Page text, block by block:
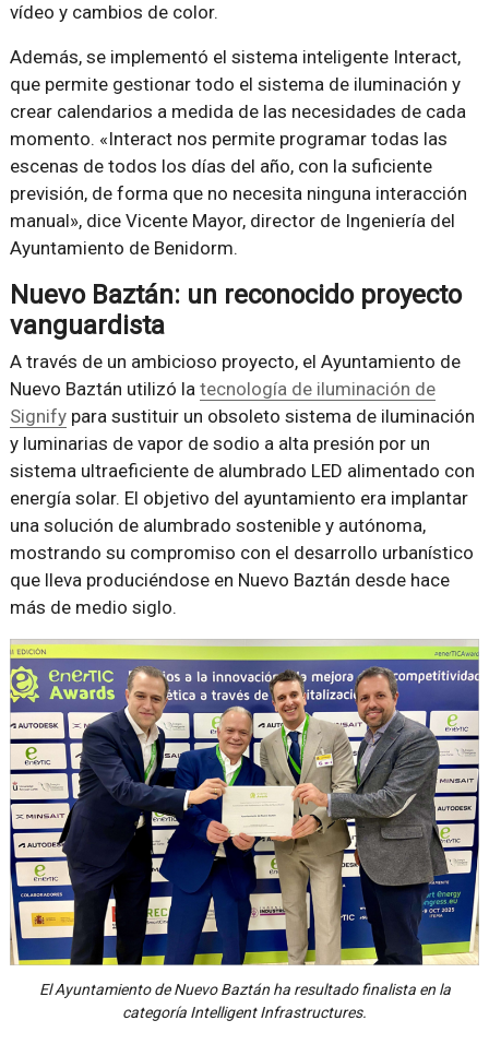
vídeo y cambios de color.
Además, se implementó el sistema inteligente Interact,
que permite gestionar todo el sistema de iluminación y
crear calendarios a medida de las necesidades de cada
momento. «Interact nos permite programar todas las
escenas de todos los días del año, con la suficiente
previsión, de forma que no necesita ninguna interacción
manual», dice Vicente Mayor, director de Ingeniería del
Ayuntamiento de Benidorm.
Nuevo Baztán: un reconocido proyecto
vanguardista
A través de un ambicioso proyecto, el Ayuntamiento de
Nuevo Baztán utilizó la tecnología de iluminación de
Signifypara sustituir un obsoleto sistema de iluminación
y luminarias de vapor de sodio a alta presión por un
sistema ultraeficiente de alumbrado LED alimentado con
energía solar. El objetivo del ayuntamiento era implantar
una solución de alumbrado sostenible y autónoma,
mostrando su compromiso con el desarrollo urbanístico
que lleva produciéndose en Nuevo Baztán desde hace
más de medio siglo.
El Ayuntamiento de Nuevo Baztán ha resultado finalista en la
categoría Intelligent Infrastructures.